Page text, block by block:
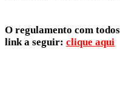
O regulamento com
link a seguir: clique aqui